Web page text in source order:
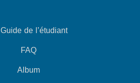
de l’étudiant
FAQ
Album